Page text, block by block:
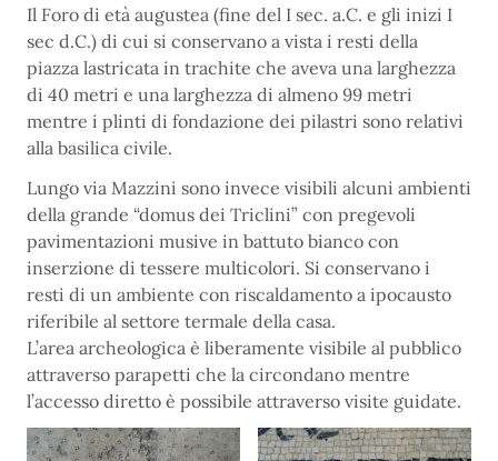
Il Foro di età augustea (fine del I sec. a.C. e gli inizi I
sec d.C.) di cui si conservano a vista i resti della
piazza lastricata in trachite che aveva una larghezza
di 40 metri e una larghezza di almeno 99 metri
mentre i plinti di fondazione dei pilastri sono relativi
alla basilica civile.
Lungo via Mazzini sono invece visibili alcuni ambienti
della grande “domus dei Triclini” con pregevoli
pavimentazioni musive in battuto bianco con
inserzione di tessere multicolori. Si conservano i
resti di un ambiente con riscaldamento a ipocausto
riferibile al settore termale della casa.
L’area archeologica è liberamente visibile al pubblico
attraverso parapetti che la circondano mentre
l’accesso diretto è possibile attraverso visite guidate.